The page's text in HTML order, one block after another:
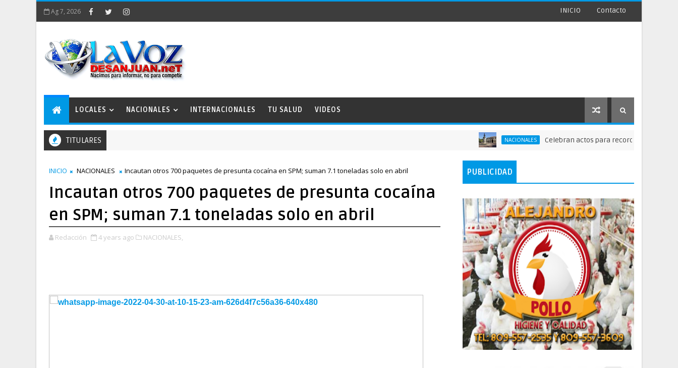
Ag 7, 2026 INICIO Contacto
LOCALES NACIONALES INTERNACIONALES TU SALUD VIDEOS
TITULARES NACIONALES Celebran actos para recordar la fundación de
INICIO NACIONALES Incautan otros 700 paquetes de presunta cocaína en SPM; suman 7.1 toneladas solo en abril
Incautan otros 700 paquetes de presunta cocaína
en SPM; suman 7.1 toneladas solo en abril
Redacción 4 years ago NACIONALES,
PUBLICIDAD